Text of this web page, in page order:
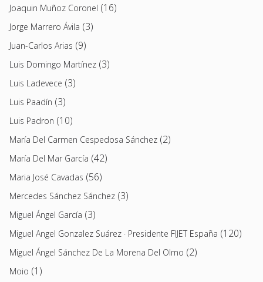
Joaquin Muñoz Coronel (16)
Jorge Marrero Ávila (3)
Juan-Carlos Arias (9)
Luis Domingo Martínez (3)
Luis Ladevece (3)
Luis Paadín (3)
Luis Padron (10)
María Del Carmen Cespedosa Sánchez (2)
María Del Mar García (42)
Maria José Cavadas (56)
Mercedes Sánchez Sánchez (3)
Miguel Ángel García (3)
Miguel Angel Gonzalez Suárez · Presidente FIJET España (120)
Miguel Ángel Sánchez De La Morena Del Olmo (2)
Moio (1)